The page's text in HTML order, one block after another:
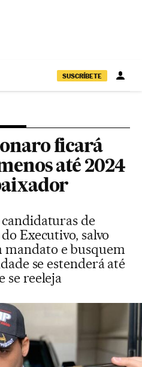
SUSCRÍBETE
ficará
até 2024
de
Executivo, salvo
mandato e busquem
se estenderá até
se reeleja